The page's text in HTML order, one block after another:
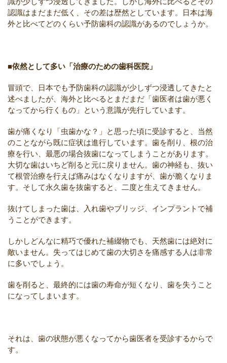
認識はまだまだ低く、その差は歴然としています。日本は海
外と比べてどのくらい予防歯科の認識があるのでしょうか。
■依然として多い「治療のための歯科医院」
冒頭で、日本でも予防歯科の認識が少しずつ浸透してきたと
述べましたが、海外と比べるとまだまだ「歯医者は歯が悪く
なってから行くもの」という意識が先行しています。
歯が痛くなり「虫歯かな？」と思った頃に受診すると、当然
のことながら既に症状は進行しています。歯を削り、根の治
療を行い、最悪の場合抜歯になってしまうことがあります。
大切な歯はいちど削ると元に戻りません。歯の神経も、抜い
て根管治療を行えば痛みはなくなりますが、歯が脆くなりま
す。そして永久歯を抜歯すると、二度と生えてきません。
抜けてしまった歯は、入れ歯やブリッジ、インプラントで補
うことができます。
しかしどんなに精巧で優れた補綴物でも、天然歯には絶対に
敵いません。失ってはじめて歯の大切さを痛感する人は非常
に多いでしょう。
歯を削ると、最終的には歯の寿命が短くなり、歯を失うこと
になってしまいます。
それは、歯の状態が悪くなってから歯医者を受診するからで
す。